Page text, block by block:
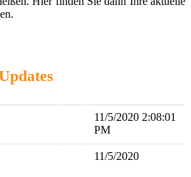
11/5/2020 2:08:01
PM
11/5/2020